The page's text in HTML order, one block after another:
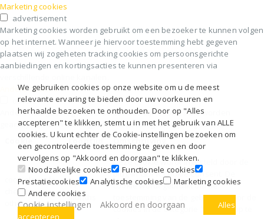
We gebruiken cookies op onze website om u de meest
relevante ervaring te bieden door uw voorkeuren en
herhaalde bezoeken te onthouden. Door op "Alles
accepteren" te klikken, stemt u in met het gebruik van ALLE
cookies. U kunt echter de Cookie-instellingen bezoeken om
een gecontroleerde toestemming te geven en door
vervolgens op "Akkoord en doorgaan" te klikken.
Noodzakelijke cookies
Functionele cookies
Prestatiecookies
Analytische cookies
Marketing cookies
Andere cookies
Cookie instellingen Akkoord en doorgaan
Alles
accepteren
Marketing cookies
advertisement
Marketing cookies worden gebruikt om een bezoeker te kunnen volgen
op het internet. Wanneer je hiervoor toestemming hebt gegeven
plaatsen wij zogeheten tracking cookies om persoonsgerichte
aanbiedingen en kortingsacties te kunnen presenteren via
Andere cookies
others
Andere niet-gecategoriseerde cookies zijn cookies die worden
geanalyseerd en die nog niet in een categorie zijn ingedeeld
Cookie
Looptijd Omschrijving
cookielawinfo-
checkbox-
others
11
months
Deze cookie wordt ingesteld door de
plug-in GDPR Cookie Consent. De
cookie wordt gebruikt om de
toestemming van de gebruiker voor de
cookies in de categorie "Overig" op te